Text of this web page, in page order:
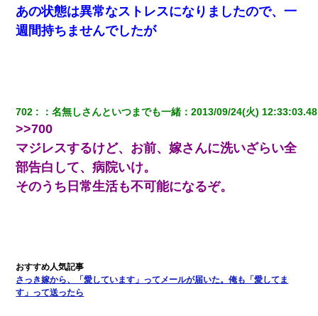
童貞俺、宅飲みした女友達2人を家に泊めた結果ｗｗｗｗｗｗ
クラスで一人無口で誰とも話さない男子がいた。→修学旅行に来
なかったその男子に女子達がお土産を渡した。5分後…
我が家のガレージに見知らぬ車。俺「もしもし、玄関にもシャッ
ターリモコンあるだろ？DOWNのボタン押してｗ」→ 待つこと１
し「お勘定です。逃がして下さい」その後、録音内容を父に聞か
せたら...
あの状態は異常なストレスになりましたので、一
週間持ちませんでしたが
702 ：名無しさんといつまでも一緒 ：2013/09/24(火)
>>700
マジレスするけど、お前、嫁さんに洗いざらい全
部告白して、病院いけ。
そのうち日常生活も不可能になるぞ。
さっき嫁から、「愛しています」ってメールが届いた。俺も「愛してま
す」って送ったら